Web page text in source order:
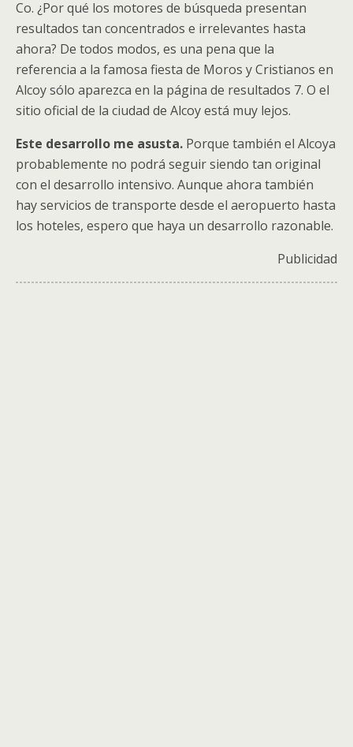
Co. ¿Por qué los motores de búsqueda presentan
resultados tan concentrados e irrelevantes hasta
ahora? De todos modos, es una pena que la
referencia a la famosa fiesta de Moros y Cristianos en
Alcoy sólo aparezca en la página de resultados 7. O el
sitio oficial de la ciudad de Alcoy está muy lejos.
Este desarrollo me asusta. Porque también el Alcoya
probablemente no podrá seguir siendo tan original
con el desarrollo intensivo. Aunque ahora también
hay servicios de transporte desde el aeropuerto hasta
los hoteles, espero que haya un desarrollo razonable.
Publicidad